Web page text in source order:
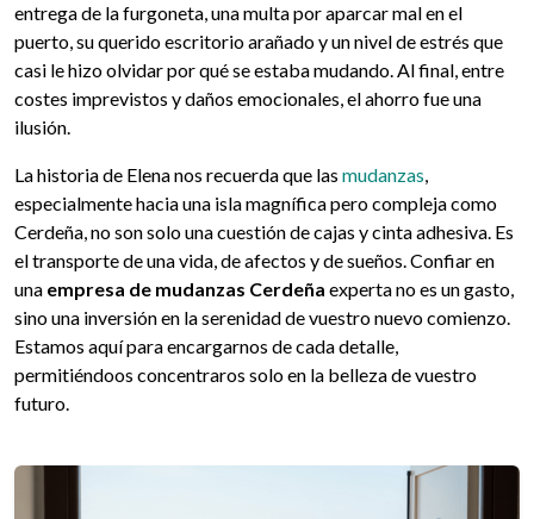
entrega de la furgoneta, una multa por aparcar mal en el
puerto, su querido escritorio arañado y un nivel de estrés que
casi le hizo olvidar por qué se estaba mudando. Al final, entre
costes imprevistos y daños emocionales, el ahorro fue una
ilusión.
La historia de Elena nos recuerda que las mudanzas,
especialmente hacia una isla magnífica pero compleja como
Cerdeña, no son solo una cuestión de cajas y cinta adhesiva. Es
el transporte de una vida, de afectos y de sueños. Confiar en
una empresa de mudanzas Cerdeña experta no es un gasto,
sino una inversión en la serenidad de vuestro nuevo comienzo.
Estamos aquí para encargarnos de cada detalle,
permitiéndoos concentraros solo en la belleza de vuestro
futuro.